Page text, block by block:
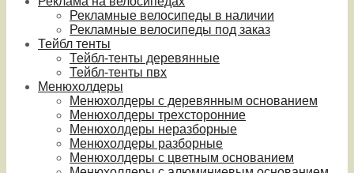
Рекламные велосипеды в наличии
Рекламные велосипеды под заказ
Тейбл тенты
Тейбл-тенты деревянные
Тейбл-тенты пвх
Менюхолдеры
Менюхолдеры с деревянным основанием
Менюхолдеры трехсторонние
Менюхолдеры неразборные
Менюхолдеры разборные
Менюхолдеры с цветным основанием